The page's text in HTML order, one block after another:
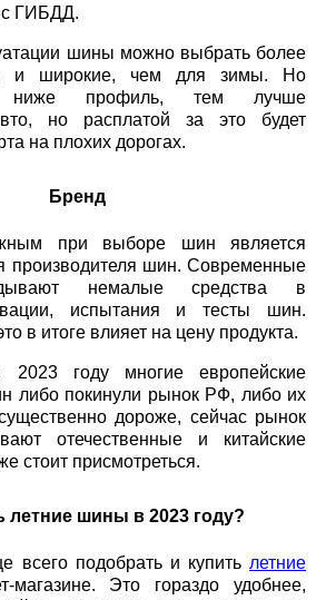
с ГИБДД.
шины можно выбрать более
и широкие, чем для зимы. Но
ниже профиль, тем лучше
но расплатой за это будет
на плохих дорогах.
Бренд
при выборе шин является
производителя шин. Современные
немалые средства в
испытания и тесты шин.
в итоге влияет на цену продукта.
году многие европейские
либо покинули рынок РФ, либо их
дороже, сейчас рынок
отечественные и китайские
стоит присмотреться.
летние шины в 2023 году?
всего подобрать и купить летние
магазине. Это гораздо удобнее,